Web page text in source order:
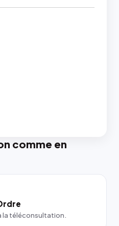
comme en
la téléconsultation.